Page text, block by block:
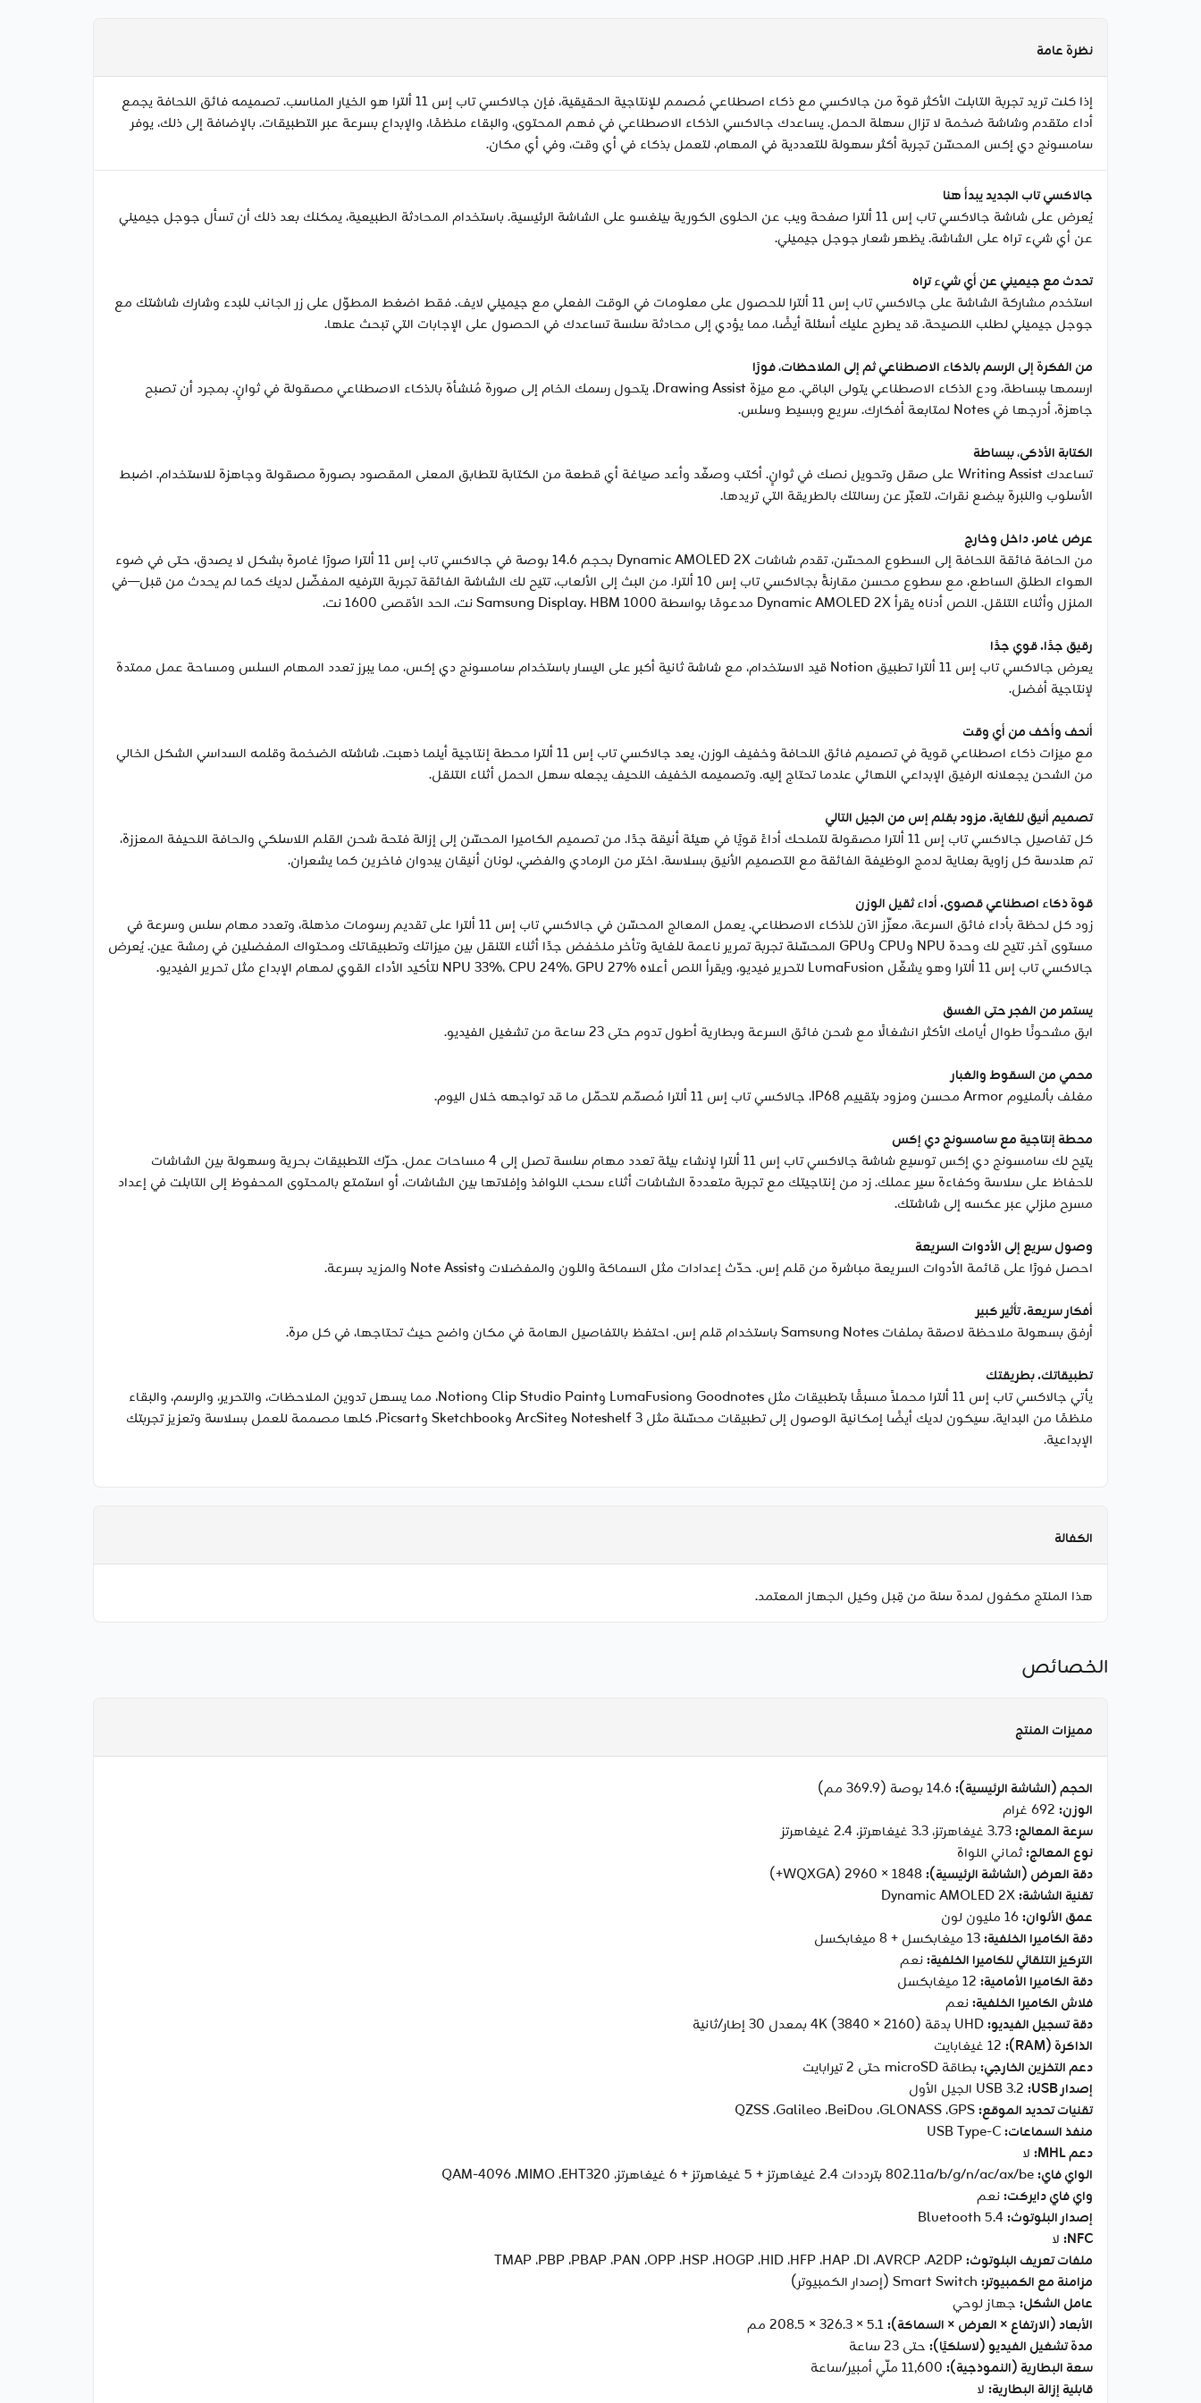
نظرة عامة
إذا كنت تريد تجربة التابلت الأكثر قوة من جالاكسي مع ذكاء اصطناعي مُصمم للإنتاجية الحقيقية، فإن جالاكسي تاب إس 11 ألترا هو الخيار المناسب. تصميمه فائق النحافة يجمع
أداء متقدم وشاشة ضخمة لا تزال سهلة الحمل. يساعدك جالاكسي الذكاء الاصطناعي في فهم المحتوى، والبقاء منظمًا، والإبداع بسرعة عبر التطبيقات. بالإضافة إلى ذلك، يوفر
سامسونج دي إكس المحسّن تجربة أكثر سهولة للتعددية في المهام، لتعمل بذكاء في أي وقت، وفي أي مكان.
جالاكسي تاب الجديد يبدأ هنا
يُعرض على شاشة جالاكسي تاب إس 11 ألترا صفحة ويب عن الحلوى الكورية بينغسو على الشاشة الرئيسية. باستخدام المحادثة الطبيعية، يمكنك بعد ذلك أن تسأل جوجل جيميني
عن أي شيء تراه على الشاشة. يظهر شعار جوجل جيميني.
تحدث مع جيميني عن أي شيء تراه
استخدم مشاركة الشاشة على جالاكسي تاب إس 11 ألترا للحصول على معلومات في الوقت الفعلي مع جيميني لايف. فقط اضغط المطوّل على زر الجانب للبدء وشارك شاشتك مع
جوجل جيميني لطلب النصيحة. قد يطرح عليك أسئلة أيضًا، مما يؤدي إلى محادثة سلسة تساعدك في الحصول على الإجابات التي تبحث عنها.
من الفكرة إلى الرسم بالذكاء الاصطناعي ثم إلى الملاحظات، فورًا
ارسمها ببساطة، ودع الذكاء الاصطناعي يتولى الباقي. مع ميزة Drawing Assist، يتحول رسمك الخام إلى صورة مُنشأة بالذكاء الاصطناعي مصقولة في ثوانٍ. بمجرد أن تصبح
جاهزة، أدرجها في Notes لمتابعة أفكارك. سريع وبسيط وسلس.
الكتابة الأذكى، ببساطة
تساعدك Writing Assist على صقل وتحويل نصك في ثوانٍ. أكتب وصغّد وأعد صياغة أي قطعة من الكتابة لتطابق المعنى المقصود بصورة مصقولة وجاهزة للاستخدام. اضبط
الأسلوب والنبرة ببضع نقرات، لتعبّر عن رسالتك بالطريقة التي تريدها.
عرض غامر. داخل وخارج
من الحافة فائقة النحافة إلى السطوع المحسّن، تقدم شاشات Dynamic AMOLED 2X بحجم 14.6 بوصة في جالاكسي تاب إس 11 ألترا صورًا غامرة بشكل لا يصدق، حتى في ضوء
الهواء الطلق الساطع، مع سطوع محسن مقارنةً بجالاكسي تاب إس 10 ألترا. من البث إلى الألعاب، تتيح لك الشاشة الفائقة تجربة الترفيه المفضّل لديك كما لم يحدث من قبل—في
المنزل وأثناء التنقل. النص أدناه يقرأ Dynamic AMOLED 2X مدعومًا بواسطة Samsung Display، HBM 1000 نت، الحد الأقصى 1600 نت.
رقيق جدًا. قوي جدًا
يعرض جالاكسي تاب إس 11 ألترا تطبيق Notion قيد الاستخدام، مع شاشة ثانية أكبر على اليسار باستخدام سامسونج دي إكس، مما يبرز تعدد المهام السلس ومساحة عمل ممتدة
لإنتاجية أفضل.
أنحف وأخف من أي وقت
مع ميزات ذكاء اصطناعي قوية في تصميم فائق النحافة وخفيف الوزن، يعد جالاكسي تاب إس 11 ألترا محطة إنتاجية أينما ذهبت. شاشته الضخمة وقلمه السداسي الشكل الخالي
من الشحن يجعلانه الرفيق الإبداعي النهائي عندما تحتاج إليه. وتصميمه الخفيف النحيف يجعله سهل الحمل أثناء التنقل.
تصميم أنيق للغاية. مزود بقلم إس من الجيل التالي
كل تفاصيل جالاكسي تاب إس 11 ألترا مصقولة لتمنحك أداءً قويًا في هيئة أنيقة جدًا. من تصميم الكاميرا المحسّن إلى إزالة فتحة شحن القلم اللاسلكي والحافة النحيفة المعززة،
تم هندسة كل زاوية بعناية لدمج الوظيفة الفائقة مع التصميم الأنيق بسلاسة. اختر من الرمادي والفضي، لونان أنيقان يبدوان فاخرين كما يشعران.
قوة ذكاء اصطناعي قصوى. أداء ثقيل الوزن
زود كل لحظة بأداء فائق السرعة، معزّز الآن للذكاء الاصطناعي. يعمل المعالج المحسّن في جالاكسي تاب إس 11 ألترا على تقديم رسومات مذهلة، وتعدد مهام سلس وسرعة في
مستوى آخر. تتيح لك وحدة NPU وCPU وGPU المحسّنة تجربة تمرير ناعمة للغاية وتأخر منخفض جدًا أثناء التنقل بين ميزاتك وتطبيقاتك ومحتواك المفضلين في رمشة عين. يُعرض
جالاكسي تاب إس 11 ألترا وهو يشغّل LumaFusion لتحرير فيديو، ويقرأ النص أعلاه NPU 33%، CPU 24%، GPU 27% لتأكيد الأداء القوي لمهام الإبداع مثل تحرير الفيديو.
يستمر من الفجر حتى الغسق
ابق مشحونًا طوال أيامك الأكثر انشغالًا مع شحن فائق السرعة وبطارية أطول تدوم حتى 23 ساعة من تشغيل الفيديو.
محمي من السقوط والغبار
مغلف بألمنيوم Armor محسن ومزود بتقييم IP68، جالاكسي تاب إس 11 ألترا مُصمّم لتحمّل ما قد تواجهه خلال اليوم.
محطة إنتاجية مع سامسونج دي إكس
يتيح لك سامسونج دي إكس توسيع شاشة جالاكسي تاب إس 11 ألترا لإنشاء بيئة تعدد مهام سلسة تصل إلى 4 مساحات عمل. حرّك التطبيقات بحرية وسهولة بين الشاشات
للحفاظ على سلاسة وكفاءة سير عملك. زد من إنتاجيتك مع تجربة متعددة الشاشات أثناء سحب النوافذ وإفلاتها بين الشاشات، أو استمتع بالمحتوى المحفوظ إلى التابلت في إعداد
مسرح منزلي عبر عكسه إلى شاشتك.
وصول سريع إلى الأدوات السريعة
احصل فورًا على قائمة الأدوات السريعة مباشرة من قلم إس. حدّث إعدادات مثل السماكة واللون والمفضلات وNote Assist والمزيد بسرعة.
أفكار سريعة. تأثير كبير
أرفق بسهولة ملاحظة لاصقة بملفات Samsung Notes باستخدام قلم إس. احتفظ بالتفاصيل الهامة في مكان واضح حيث تحتاجها، في كل مرة.
تطبيقاتك. بطريقتك
يأتي جالاكسي تاب إس 11 ألترا محملاً مسبقًا بتطبيقات مثل Goodnotes وLumaFusion وClip Studio Paint وNotion، مما يسهل تدوين الملاحظات، والتحرير، والرسم، والبقاء
منظمًا من البداية. سيكون لديك أيضًا إمكانية الوصول إلى تطبيقات محسّنة مثل Noteshelf 3 وArcSite وSketchbook وPicsart، كلها مصممة للعمل بسلاسة وتعزيز تجربتك
الإبداعية.
الكفالة
هذا المنتج مكفول لمدة سنة من قِبل وكيل الجهاز المعتمد.
الخصائص
مميزات المنتج
الحجم (الشاشة الرئيسية):
الوزن:
سرعة المعالج:
نوع المعالج:ثماني النواة
دقة العرض (الشاشة الرئيسية):
تقنية الشاشة:
عمق الألوان:
دقة الكاميرا الخلفية:
التركيز التلقائي للكاميرا الخلفية:نعم
دقة الكاميرا الأمامية:
فلاش الكاميرا الخلفية:نعم
دقة تسجيل الفيديو:
الذاكرة (RAM):
دعم التخزين الخارجي: بطاقة microSD حتى ‎2 تيرابايت
إصدار USB:
تقنيات تحديد الموقع:
منفذ السماعات:
دعم MHL:
لا
الواي فاي:
واي فاي دايركت:نعم
إصدار البلوتوث:
NFC: لا
ملفات تعريف البلوتوث:
مزامنة مع الكمبيوتر:
عامل الشكل: جهاز لوحي
الأبعاد (الارتفاع × العرض × السماكة):
مدة تشغيل الفيديو (لاسلكيًا): حتى ‎23 ساعة
سعة البطارية (النموذجية):
قابلية إزالة البطارية: لا